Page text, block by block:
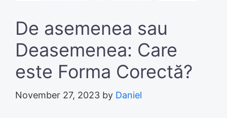
De asemenea sau
Deasemenea: Care
este Forma Corectă?
November 27, 2023 by Daniel